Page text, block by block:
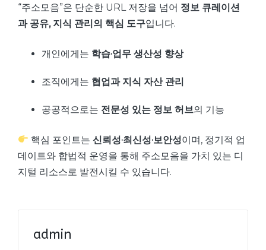
“주소모음”은 단순한 URL 저장을 넘어 정보 큐레이션
과 공유, 지식 관리의 핵심 도구입니다.
개인에게는 학습·업무 생산성 향상
조직에게는 협업과 지식 자산 관리
공공적으로는 전문성 있는 정보 허브의 기능
핵심 포인트는신뢰성·최신성·보안성이며, 정기적 업
데이트와 합법적 운영을 통해 주소모음을 가치 있는 디
지털 리소스로 발전시킬 수 있습니다.
admin